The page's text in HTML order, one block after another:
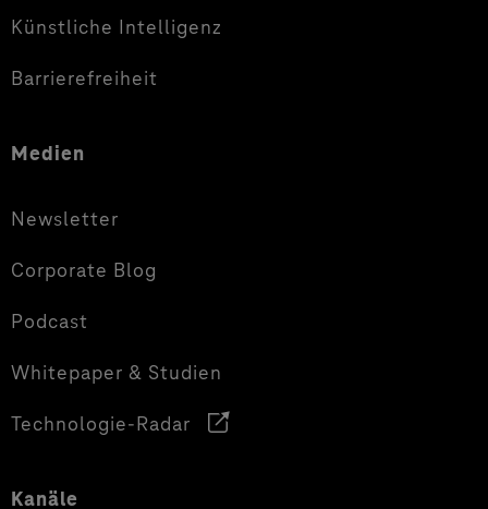
Künstliche Intelligenz
Barrierefreiheit
Medien
Newsletter
Corporate Blog
Podcast
Whitepaper & Studien
Technologie-Radar
Kanäle